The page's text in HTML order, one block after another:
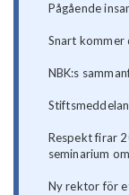
Pågående
Snart
NBK:s
Respekt firar
seminarium
Ny rektor för